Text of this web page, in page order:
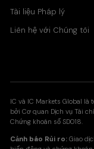
Tài liệu Pháp lý
Liên hệ với Chúng tôi
IC và IC Markets Global
bởi Cơ quan Dịch vụ Tài
Chứng khoán số SD018.
Cảnh báo Rủi ro: Giao